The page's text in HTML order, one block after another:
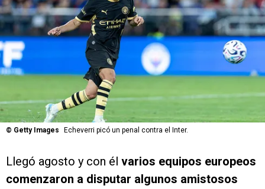
© Getty Images Echeverri picó un penal contra el Inter.
Llegó agosto y con él varios equipos europeos
comenzaron a disputar algunos amistosos